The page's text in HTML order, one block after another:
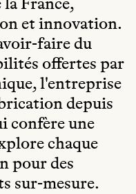
et innovation.
faire du
offertes par
l'entreprise
depuis
confère une
chaque
pour des
sur-mesure.